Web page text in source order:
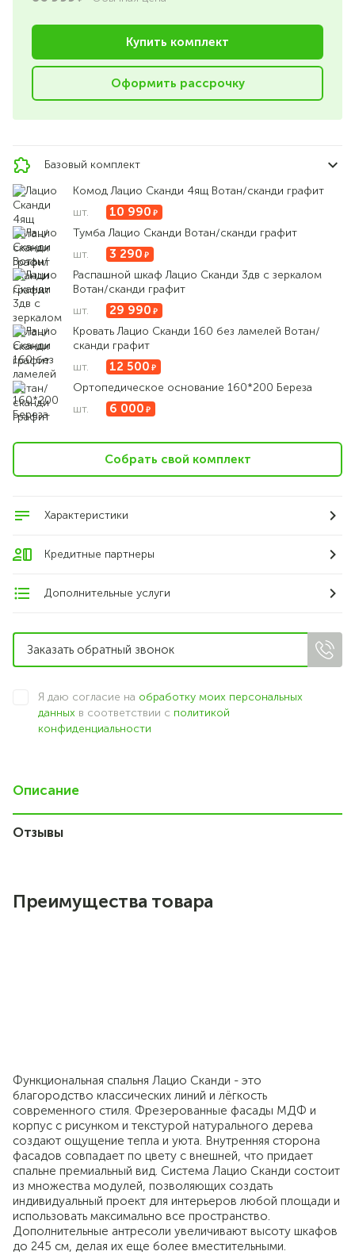
Купить комплект
Оформить рассрочку
Базовый комплект
Комод Лацио Сканди 4ящ Вотан/сканди графит
шт.
10 990
Тумба Лацио Сканди Вотан/сканди графит
шт.
3 290
Распашной шкаф Лацио Сканди 3дв с зеркалом
Вотан/сканди графит
шт.
29 990
Кровать Лацио Сканди 160 без ламелей Вотан/
сканди графит
шт.
12 500
Ортопедическое основание 160*200 Береза
шт.
6 000
Собрать свой комплект
Характеристики
Кредитные партнеры
Дополнительные услуги
Я даю согласие на обработку моих персональных
данных в соответствии с политикой
конфиденциальности
Описание
Отзывы
Преимущества товара
Функциональная спальня Лацио Сканди - это
благородство классических линий и лёгкость
современного стиля. Фрезерованные фасады МДФ и
корпус с рисунком и текстурой натурального дерева
создают ощущение тепла и уюта. Внутренняя сторона
фасадов совпадает по цвету с внешней, что придает
спальне премиальный вид. Система Лацио Сканди состоит
из множества модулей, позволяющих создать
индивидуальный проект для интерьеров любой площади и
использовать максимально все пространство.
Дополнительные антресоли увеличивают высоту шкафов
до 245 см, делая их еще более вместительными.